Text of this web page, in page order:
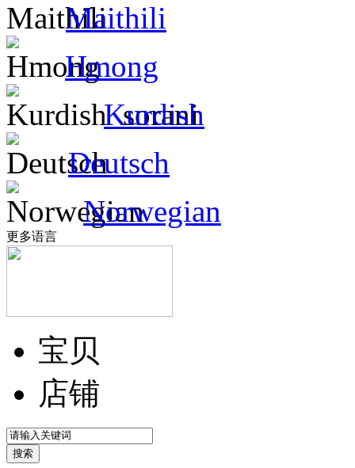
Maithili
Hmong
Kurdish
Deutsch
Norwegian
更多语言
宝贝
店铺